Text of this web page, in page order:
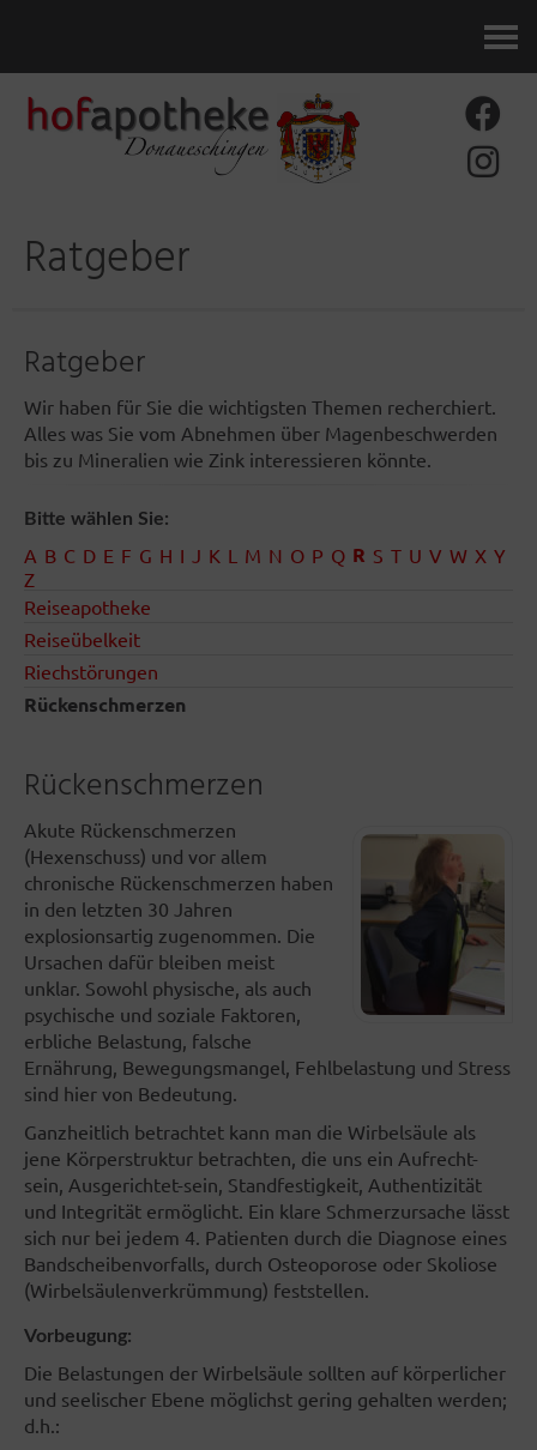
Ratgeber
Ratgeber
Wir haben für Sie die wichtigsten Themen recherchiert.
Alles was Sie vom Abnehmen über Magenbeschwerden
bis zu Mineralien wie Zink interessieren könnte.
Bitte wählen Sie:
A B C D E F G H I J K L M N O P Q R S T U V W X Y
Z
Reiseapotheke
Reiseübelkeit
Riechstörungen
Rückenschmerzen
Rückenschmerzen
Akute Rückenschmerzen
(Hexenschuss) und vor allem
chronische Rückenschmerzen haben
in den letzten 30 Jahren
explosionsartig zugenommen. Die
Ursachen dafür bleiben meist
unklar. Sowohl physische, als auch
psychische und soziale Faktoren,
erbliche Belastung, falsche
Ernährung, Bewegungsmangel, Fehlbelastung und Stress
sind hier von Bedeutung.
Ganzheitlich betrachtet kann man die Wirbelsäule als
jene Körperstruktur betrachten, die uns ein Aufrecht-
sein, Ausgerichtet-sein, Standfestigkeit, Authentizität
und Integrität ermöglicht. Ein klare Schmerzursache lässt
sich nur bei jedem 4. Patienten durch die Diagnose eines
Bandscheibenvorfalls, durch Osteoporose oder Skoliose
(Wirbelsäulenverkrümmung) feststellen.
Vorbeugung:
Die Belastungen der Wirbelsäule sollten auf körperlicher
und seelischer Ebene möglichst gering gehalten werden;
d.h.: